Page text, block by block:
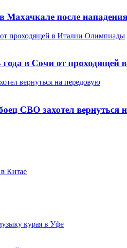
Махачкале после
проходящей в Италии Олимпиады
в Сочи от
вернуться на передовую
СВО захотел вернуться
Китае
курая в Уфе